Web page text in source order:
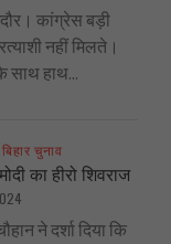
कांग्रेस बड़ी
नहीं मिलते।
साथ हाथ...
बिहार चुनाव
का हीरो शिवराज
ने दर्शा दिया कि